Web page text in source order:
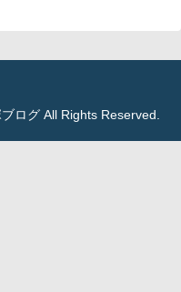
ログ All Rights Reserved.